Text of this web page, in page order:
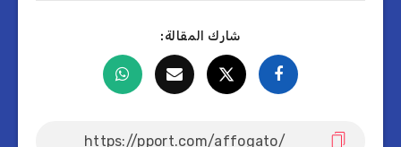
شارك المقالة: